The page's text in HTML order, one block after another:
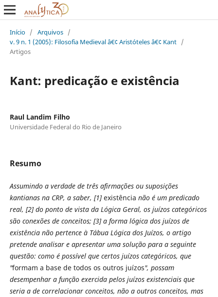
Início / Arquivos /
v. 9 n. 1 (2005): Filosofia Medieval â€¢ Aristóteles â€¢ Kant /
Artigos
Kant: predicação e existência
Raul Landim Filho
Universidade Federal do Rio de Janeiro
Resumo
Assumindo a verdade de três afirmações ou suposições
kantianas na CRP, a saber, [1]existência não é um predicado
real, [2] do ponto de vista da Lógica Geral, os juízos categóricos
são conexões de conceitos; [3] a forma lógica dos juízos de
existência não pertence à Tábua Lógica dos Juízos, o artigo
pretende analisar e apresentar uma solução para a seguinte
questão: como é possível que certos juízos categóricos, que
"formam a base de todos os outros juízos", possam
desempenhar a função exercida pelos juízos existenciais que
seria a de correlacionar conceitos, não a outros conceitos, mas